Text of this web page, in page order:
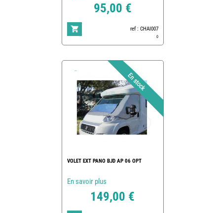
95,00 €
ref : CHAI007
0
VOLET EXT PANO BJD AP 06 OPT
En savoir plus
149,00 €